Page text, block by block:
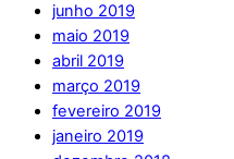
junho 2019
maio 2019
abril 2019
março 2019
fevereiro 2019
janeiro 2019